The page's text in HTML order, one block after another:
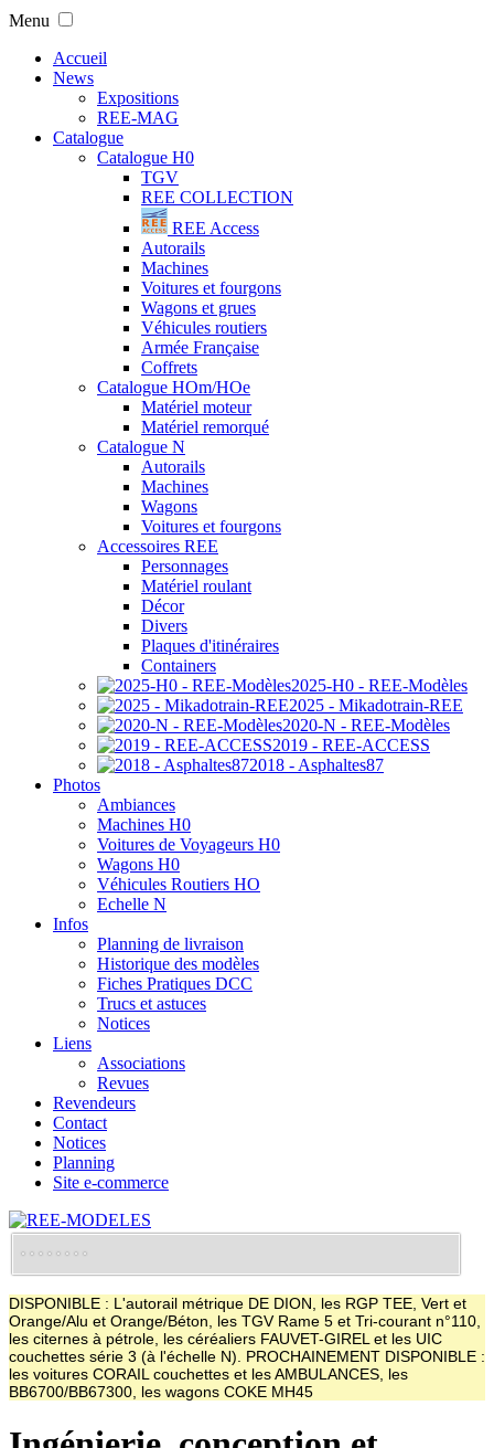
Menu
Accueil
News
Expositions
REE-MAG
Catalogue
Catalogue H0
TGV
REE COLLECTION
REE Access
Autorails
Machines
Voitures et fourgons
Wagons et grues
Véhicules routiers
Armée Française
Coffrets
Catalogue HOm/HOe
Matériel moteur
Matériel remorqué
Catalogue N
Autorails
Machines
Wagons
Voitures et fourgons
Accessoires REE
Personnages
Matériel roulant
Décor
Divers
Plaques d'itinéraires
Containers
2025-H0 - REE-Modèles
2025 - Mikadotrain-REE
2020-N - REE-Modèles
2019 - REE-ACCESS
2018 - Asphaltes87
Photos
Ambiances
Machines H0
Voitures de Voyageurs H0
Wagons H0
Véhicules Routiers HO
Echelle N
Infos
Planning de livraison
Historique des modèles
Fiches Pratiques DCC
Trucs et astuces
Notices
Liens
Associations
Revues
Revendeurs
Contact
Notices
Planning
Site e-commerce
DISPONIBLE : L'autorail métrique DE DION, les RGP TEE, Vert et
Orange/Alu et Orange/Béton, les TGV Rame 5 et Tri-courant n°110,
les citernes à pétrole, les céréaliers FAUVET-GIREL et les UIC
couchettes série 3 (à l'échelle N). PROCHAINEMENT DISPONIBLE :
les voitures CORAIL couchettes et les AMBULANCES, les
BB6700/BB67300, les wagons COKE MH45